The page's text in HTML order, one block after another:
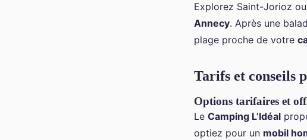
Explorez Saint-Jorioz ou
Annecy. Après une
plage proche de votre
Tarifs et conseils
Options tarifaires et
Le Camping L’Idéal
optiez pour un mobil